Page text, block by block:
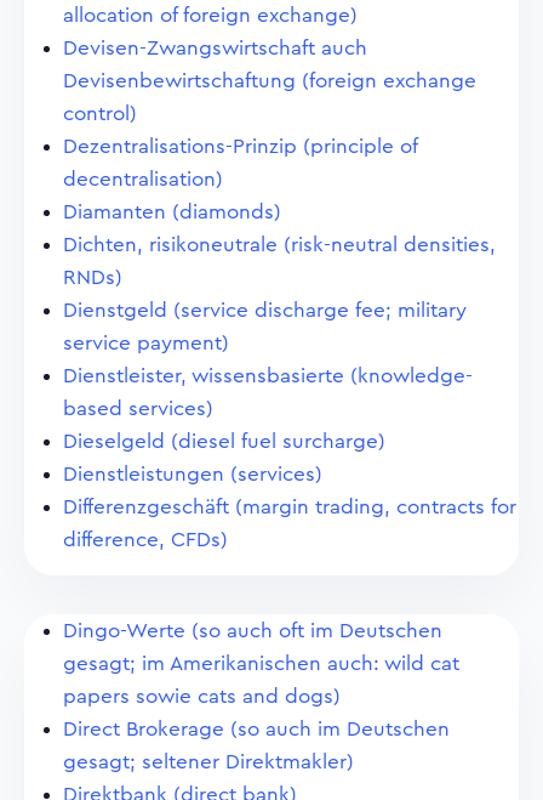
allocation of foreign exchange)
Devisen-Zwangswirtschaft auch
Devisenbewirtschaftung (foreign exchange
control)
Dezentralisations-Prinzip (principle of
decentralisation)
Diamanten (diamonds)
Dichten, risikoneutrale (risk-neutral densities,
RNDs)
Dienstgeld (service discharge fee; military
service payment)
Dienstleister, wissensbasierte (knowledge-
based services)
Dieselgeld (diesel fuel surcharge)
Dienstleistungen (services)
Differenzgeschäft (margin trading, contracts for
difference, CFDs)
Dingo-Werte (so auch oft im Deutschen
gesagt; im Amerikanischen auch: wild cat
papers sowie cats and dogs)
Direct Brokerage (so auch im Deutschen
gesagt; seltener Direktmakler)
Direktbank (direct bank)